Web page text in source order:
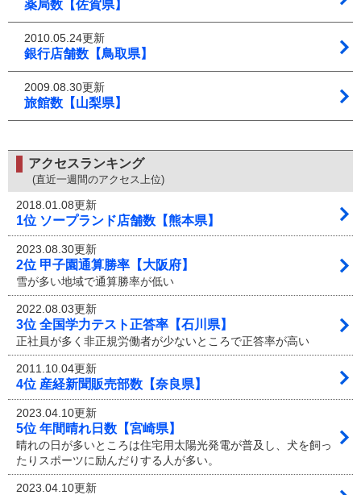
薬局数【佐賀県】
2010.05.24更新
銀行店舗数【鳥取県】
2009.08.30更新
旅館数【山梨県】
アクセスランキング
(直近一週間のアクセス上位)
2018.01.08更新
1位 ソープランド店舗数【熊本県】
2023.08.30更新
2位 甲子園通算勝率【大阪府】
雪が多い地域で通算勝率が低い
2022.08.03更新
3位 全国学力テスト正答率【石川県】
正社員が多く非正規労働者が少ないところで正答率が高い
2011.10.04更新
4位 産経新聞販売部数【奈良県】
2023.04.10更新
5位 年間晴れ日数【宮崎県】
晴れの日が多いところは住宅用太陽光発電が普及し、犬を飼っ
たりスポーツに励んだりする人が多い。
2023.04.10更新